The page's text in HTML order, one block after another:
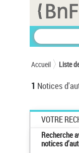
Accueil Liste
1 Notices
VOTRE
Recherche
notices
Panneau de gestion des